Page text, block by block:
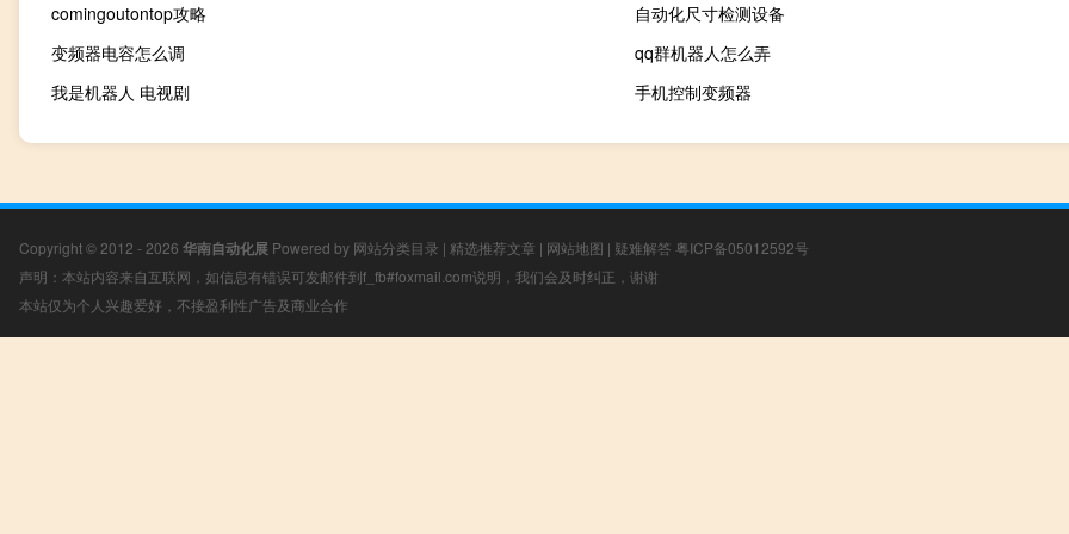
comingoutontop攻略
自动化尺寸检测设备
变频器电容怎么调
qq群机器人怎么弄
我是机器人 电视剧
手机控制变频器
Copyright © 2012 - 2026 华南自动化展 Powered by 网站分类目录 | 精选推荐文章 | 网站地图 | 疑难解答 粤ICP备05012592号
声明：本站内容来自互联网，如信息有错误可发邮件到f_fb#foxmail.com说明，我们会及时纠正，谢谢
本站仅为个人兴趣爱好，不接盈利性广告及商业合作